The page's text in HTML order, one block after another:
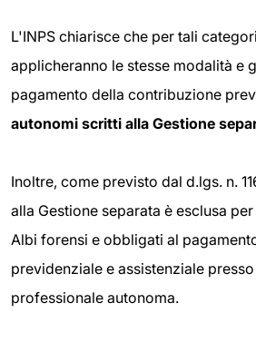
L'INPS chiarisce che per tali
applicheranno le stesse modalità e
pagamento della contribuzione
autonomi scritti alla Gestione
Inoltre, come previsto dal d.lgs. n.
alla Gestione separata è esclusa
Albi forensi e obbligati al
previdenziale e assistenziale presso
professionale autonoma.